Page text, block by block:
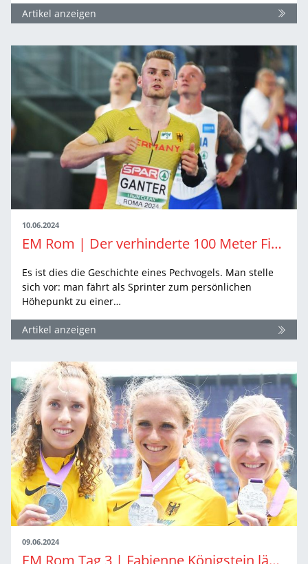
Artikel anzeigen
10.06.2024
EM Rom | Der verhinderte 100 Meter Finalist
Es ist dies die Geschichte eines Pechvogels. Man stelle
sich vor: man fährt als Sprinter zum persönlichen
Höhepunkt zu einer…
Artikel anzeigen
09.06.2024
EM Rom Tag 3 | Fabienne Königstein läuft im Team zu Silber